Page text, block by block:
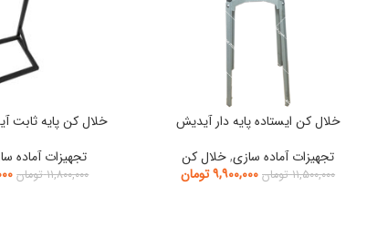
خلال کن ایستاده پایه دار آیدیش
تجهیزات آماده سازی,خلال کن
۱۱,۵۰۰,۰۰۰ تومان ۹,۹۰۰,۰۰۰تومان
خلال کن پایه ثابت
تجهیزات آماده
۱۱,۸۰۰,۰۰۰ تومان